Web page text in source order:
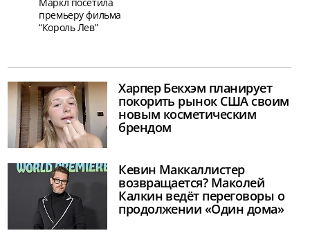
премьеру фильма
“Король Лев”
Харпер Бекхэм планирует
покорить рынок США своим
новым косметическим
брендом
Кевин Маккаллистер
возвращается? Маколей
Калкин ведёт переговоры о
продолжении «Один дома»